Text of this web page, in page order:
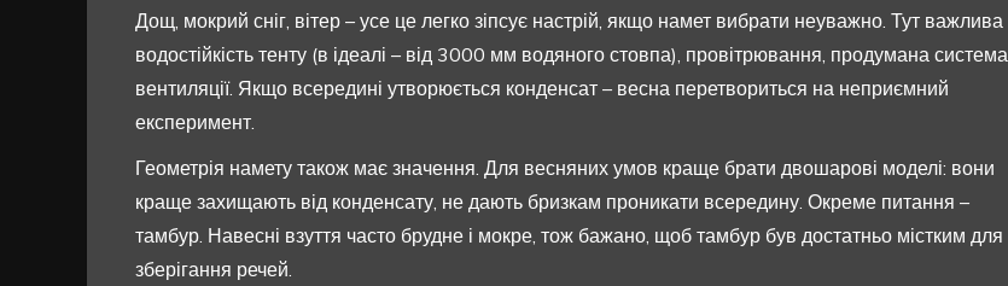
Дощ, мокрий сніг, вітер – усе це легко зіпсує настрій, якщо намет вибрати неуважно. Тут важлива
водостійкість тенту (в ідеалі – від 3000 мм водяного стовпа), провітрювання, продумана система
вентиляції. Якщо всередині утворюється конденсат – весна перетвориться на неприємний
експеримент.
Геометрія намету також має значення. Для весняних умов краще брати двошарові моделі: вони
краще захищають від конденсату, не дають бризкам проникати всередину. Окреме питання –
тамбур. Навесні взуття часто брудне і мокре, тож бажано, щоб тамбур був достатньо містким для
зберігання речей.